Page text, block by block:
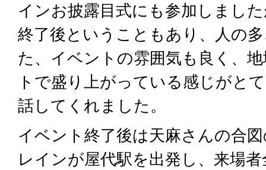
インお披露目式にも参加しまし
終了後ということもあり、人の
た、イベントの雰囲気も良く、
トで盛り上がっている感じがと
話してくれました。
イベント終了後は天麻さんの合
レインが屋代駅を出発し、来場